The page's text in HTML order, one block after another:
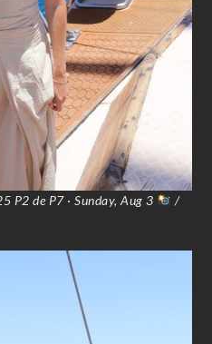
P2 de P7 · Sunday, Aug 3
/